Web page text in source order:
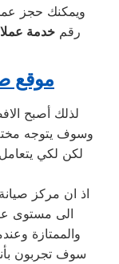
ويمكنك حجز
رقم خدمة
موقع
لذلك أصبح
وسوف يتوجه
لكن لكي
اذ ان مركز
الى مستوى
والممتازة
سوف تجربون